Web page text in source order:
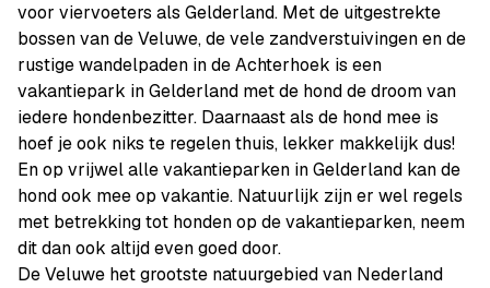
voor viervoeters als Gelderland. Met de uitgestrekte
bossen van de Veluwe, de vele zandverstuivingen en de
rustige wandelpaden in de Achterhoek is een
vakantiepark in Gelderland met de hond de droom van
iedere hondenbezitter. Daarnaast als de hond mee is
hoef je ook niks te regelen thuis, lekker makkelijk dus!
En op vrijwel alle vakantieparken in Gelderland kan de
hond ook mee op vakantie. Natuurlijk zijn er wel regels
met betrekking tot honden op de vakantieparken, neem
dit dan ook altijd even goed door.
De Veluwe het grootste natuurgebied van Nederland